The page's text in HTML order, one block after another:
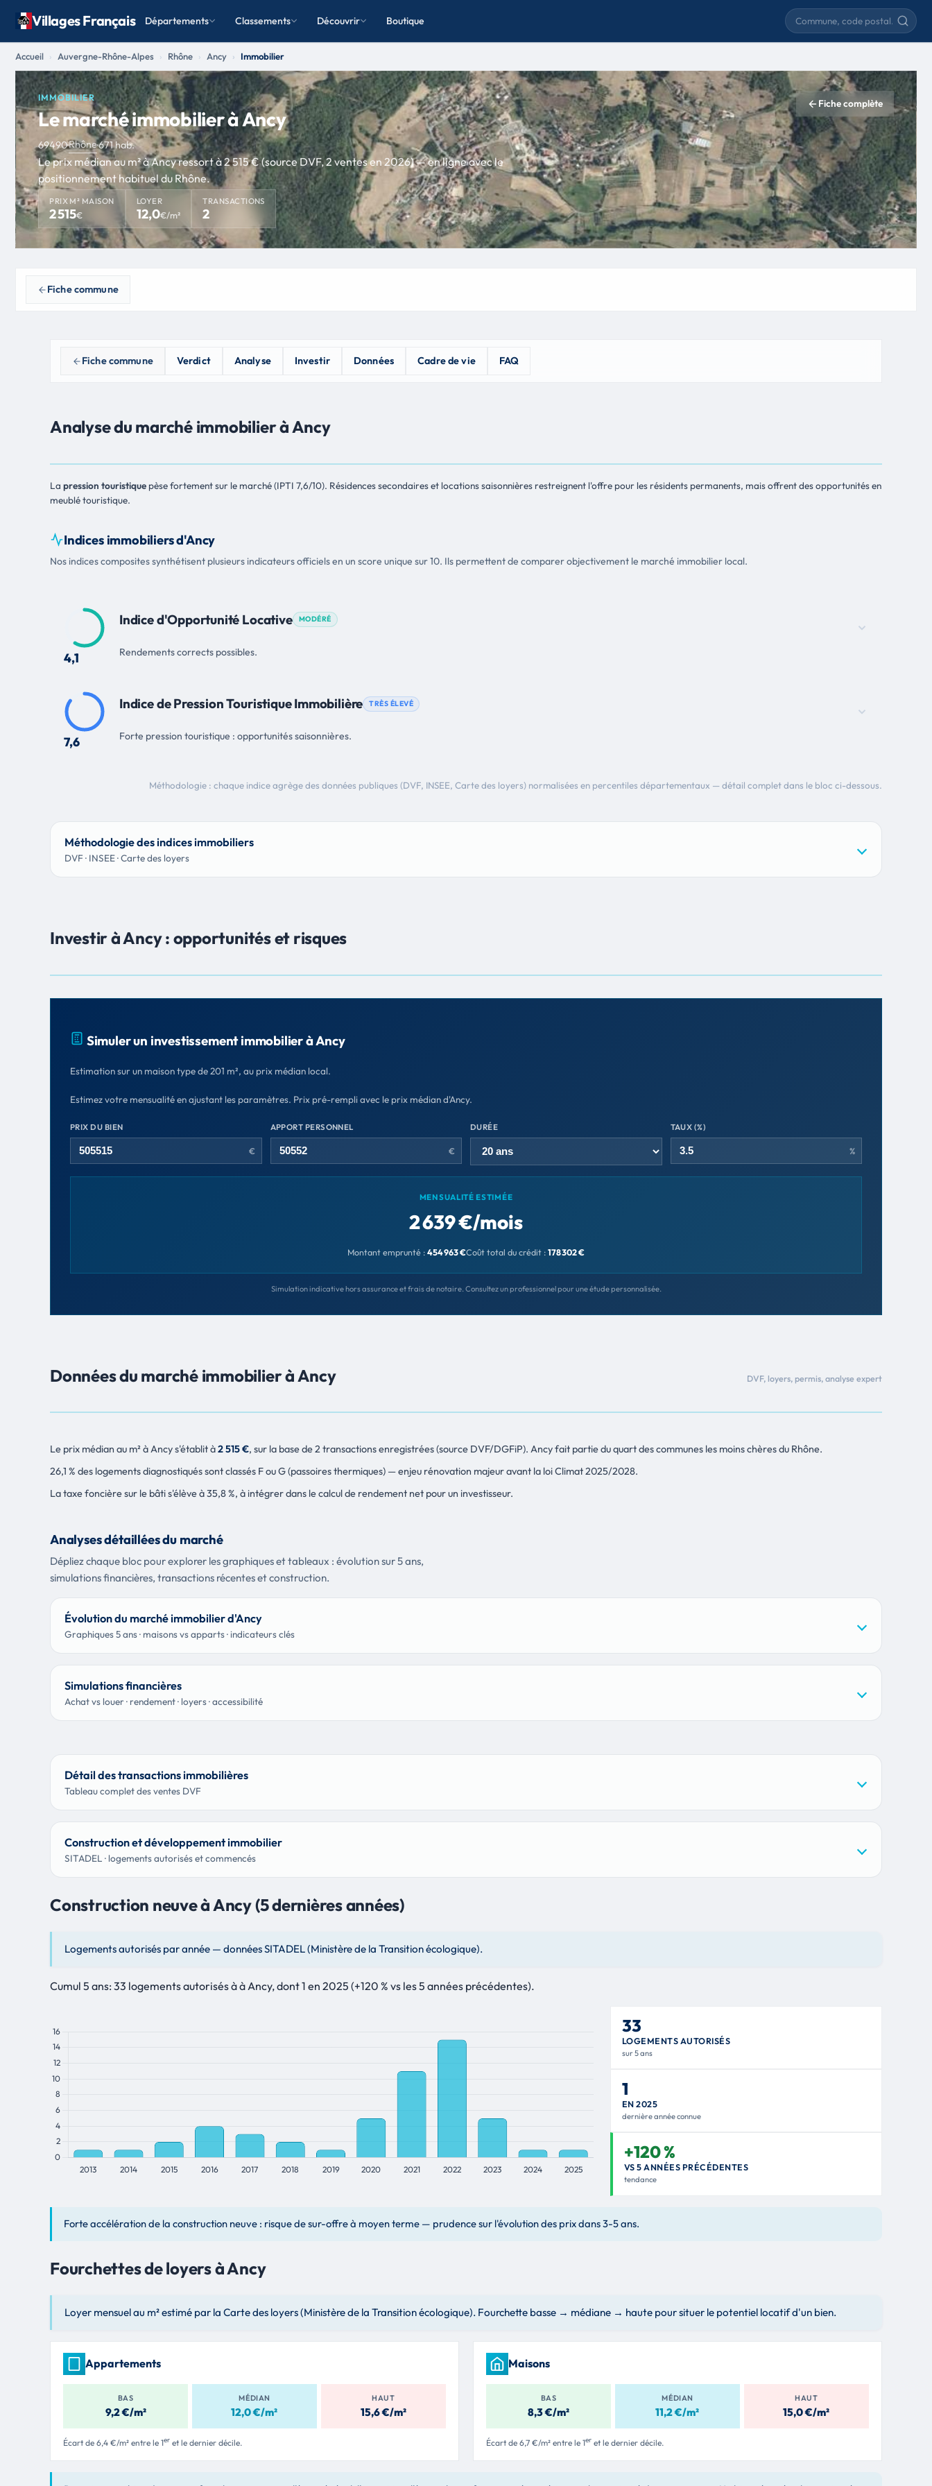
Villages Français Départements Classements Découvrir Boutique
Rechercher une commune
Accueil Auvergne-Rhône-Alpes Rhône Ancy Immobilier
IMMOBILIER
Le marché immobilier à Ancy
69490·Rhône·671 hab.
Fiche complète
Le prix médian au m² à Ancy ressort à 2 515 € (source DVF, 2 ventes en 2026) — en ligne avec le
positionnement habituel du Rhône.
PRIX M² MAISON
2 515€
LOYER
12,0€/m²
TRANSACTIONS
2
Fiche commune
Fiche commune Verdict Analyse Investir Données Cadre de vie FAQ
Analyse du marché immobilier à Ancy
La pression touristique pèse fortement sur le marché (IPTI 7,6/10). Résidences secondaires et locations saisonnières restreignent l'offre pour les résidents permanents, mais offrent des opportunités en
meublé touristique.
Indices immobiliers d'Ancy
Nos indices composites synthétisent plusieurs indicateurs officiels en un score unique sur 10. Ils permettent de comparer objectivement le marché immobilier local.
4,1
Indice d'Opportunité Locative MODÉRÉ
Rendements corrects possibles.
7,6
Indice de Pression Touristique Immobilière TRÈS ÉLEVÉ
Forte pression touristique : opportunités saisonnières.
Méthodologie : chaque indice agrège des données publiques (DVF, INSEE, Carte des loyers) normalisées en percentiles départementaux — détail complet dans le bloc ci-dessous.
Méthodologie des indices immobiliers
DVF · INSEE · Carte des loyers
Investir à Ancy : opportunités et risques
Simuler un investissement immobilier à Ancy
Estimation sur un maison type de 201 m², au prix médian local.
Estimez votre mensualité en ajustant les paramètres. Prix pré-rempli avec le prix médian d'Ancy.
PRIX DU BIEN
€
APPORT PERSONNEL
€
DURÉE TAUX (%)
%
MENSUALITÉ ESTIMÉE
2 639 €/mois
Montant emprunté : 454 963 €Coût total du crédit : 178 302 €
Simulation indicative hors assurance et frais de notaire. Consultez un professionnel pour une étude personnalisée.
Données du marché immobilier à Ancy DVF, loyers, permis, analyse expert
Le prix médian au m² à Ancy s'établit à2 515 €, sur la base de 2 transactions enregistrées (source DVF/DGFiP). Ancy fait partie du quart des communes les moins chères du Rhône.
26,1 % des logements diagnostiqués sont classés F ou G (passoires thermiques) — enjeu rénovation majeur avant la loi Climat 2025/2028.
La taxe foncière sur le bâti s'élève à 35,8 %, à intégrer dans le calcul de rendement net pour un investisseur.
Analyses détaillées du marché
Dépliez chaque bloc pour explorer les graphiques et tableaux : évolution sur 5 ans,
simulations financières, transactions récentes et construction.
Évolution du marché immobilier d'Ancy
Graphiques 5 ans · maisons vs apparts · indicateurs clés
Simulations financières
Achat vs louer · rendement · loyers · accessibilité
Détail des transactions immobilières
Tableau complet des ventes DVF
Construction et développement immobilier
SITADEL · logements autorisés et commencés
Construction neuve à Ancy (5 dernières années)
Logements autorisés par année — données SITADEL (Ministère de la Transition écologique).
Cumul 5 ans: 33 logements autorisés à à Ancy, dont 1 en 2025 (+120 % vs les 5 années précédentes).
33
LOGEMENTS AUTORISÉS
sur 5 ans
1
EN 2025
dernière année connue
+120 %
VS 5 ANNÉES PRÉCÉDENTES
tendance
Forte accélération de la construction neuve : risque de sur-offre à moyen terme — prudence sur l'évolution des prix dans 3-5 ans.
Fourchettes de loyers à Ancy
Loyer mensuel au m² estimé par la Carte des loyers (Ministère de la Transition écologique). Fourchette basse → médiane → haute pour situer le potentiel locatif d'un bien.
Appartements
BAS
9,2 €/m²
MÉDIAN
12,0 €/m²
HAUT
15,6 €/m²
Écart de 6,4 €/m² entre le 1er et le dernier décile.
Maisons
BAS
8,3 €/m²
MÉDIAN
11,2 €/m²
HAUT
15,0 €/m²
Écart de 6,7 €/m² entre le 1er et le dernier décile.